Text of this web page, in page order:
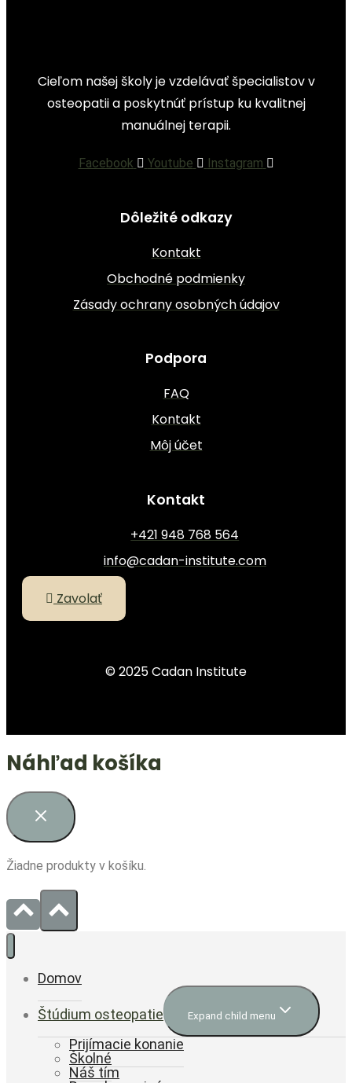
Cieľom našej školy je vzdelávať špecialistov v
osteopatii a poskytnúť prístup ku kvalitnej
manuálnej terapii.
Facebook Youtube Instagram
Dôležité odkazy
Kontakt
Obchodné podmienky
Zásady ochrany osobných údajov
Podpora
FAQ
Kontakt
Môj účet
Kontakt
+421 948 768 564
info@cadan-institute.com
Zavolať
© 2025 Cadan Institute
Náhľad košíka
Žiadne produkty v košíku.
Domov
Štúdium osteopatie Expand child menu
Prijímacie konanie
Školné
Náš tím